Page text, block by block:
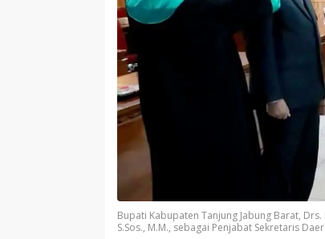
Bupati Kabupaten Tanjung Jabung Barat,
S.Sos., M.M., sebagai Penjabat Sekretaris